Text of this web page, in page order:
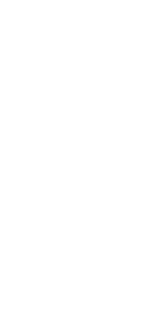
ネーション★三菱UFJ銀行